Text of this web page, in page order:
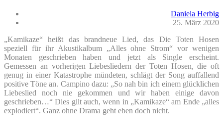
Daniela Herbig
25. März 2020
„Kamikaze“ heißt das brandneue Lied, das Die Toten Hosen
speziell für ihr Akustikalbum „Alles ohne Strom“ vor wenigen
Monaten geschrieben haben und jetzt als Single erscheint.
Gemessen an vorherigen Liebesliedern der Toten Hosen, die oft
genug in einer Katastrophe mündeten, schlägt der Song auffallend
positive Töne an. Campino dazu: „So nah bin ich einem glücklichen
Liebeslied noch nie gekommen und wir haben einige davon
geschrieben…“ Dies gilt auch, wenn in „Kamikaze“ am Ende „alles
explodiert“. Ganz ohne Drama geht eben doch nicht.